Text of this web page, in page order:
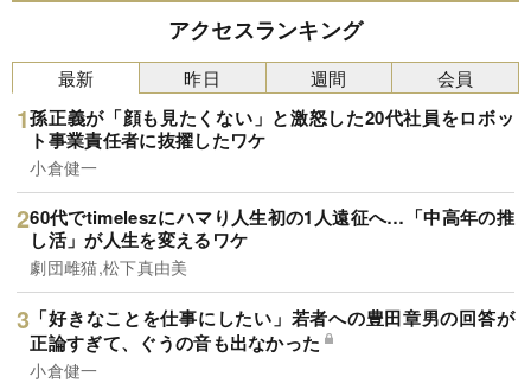
アクセスランキング
最新
孫正義が「顔も見たくない」と激怒した20代社員をロボッ
ト事業責任者に抜擢したワケ
小倉健一
60代でtimeleszにハマり人生初の1人遠征へ…「中高年の推
し活」が人生を変えるワケ
劇団雌猫,松下真由美
「好きなことを仕事にしたい」若者への豊田章男の回答が
正論すぎて、ぐうの音も出なかった
小倉健一
昨日 週間 会員